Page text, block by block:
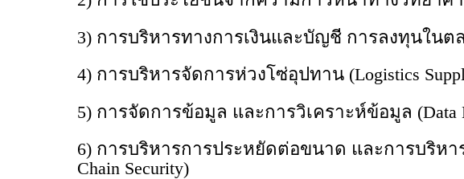
3) การบริหารทางการเงินและบัญชี การลงทุนในตลา
4) การบริหารจัดการห่วงโซ่อุปทาน (Logistics
5) การจัดการข้อมูล และการวิเคราะห์ข้อมูล (Data
6) การบริหารการประหยัดต่อขนาด และการบริหา
Chain Security)